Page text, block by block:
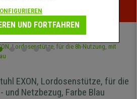
in: 02 : 08
EXON, Lordosenstütze, für die
Netzbezug, Farbe Blau
UND FORTFAHREN